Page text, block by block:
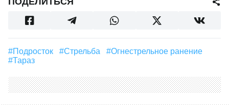
#подросток #стрельба
#огнестрельное ранение
#Тараз